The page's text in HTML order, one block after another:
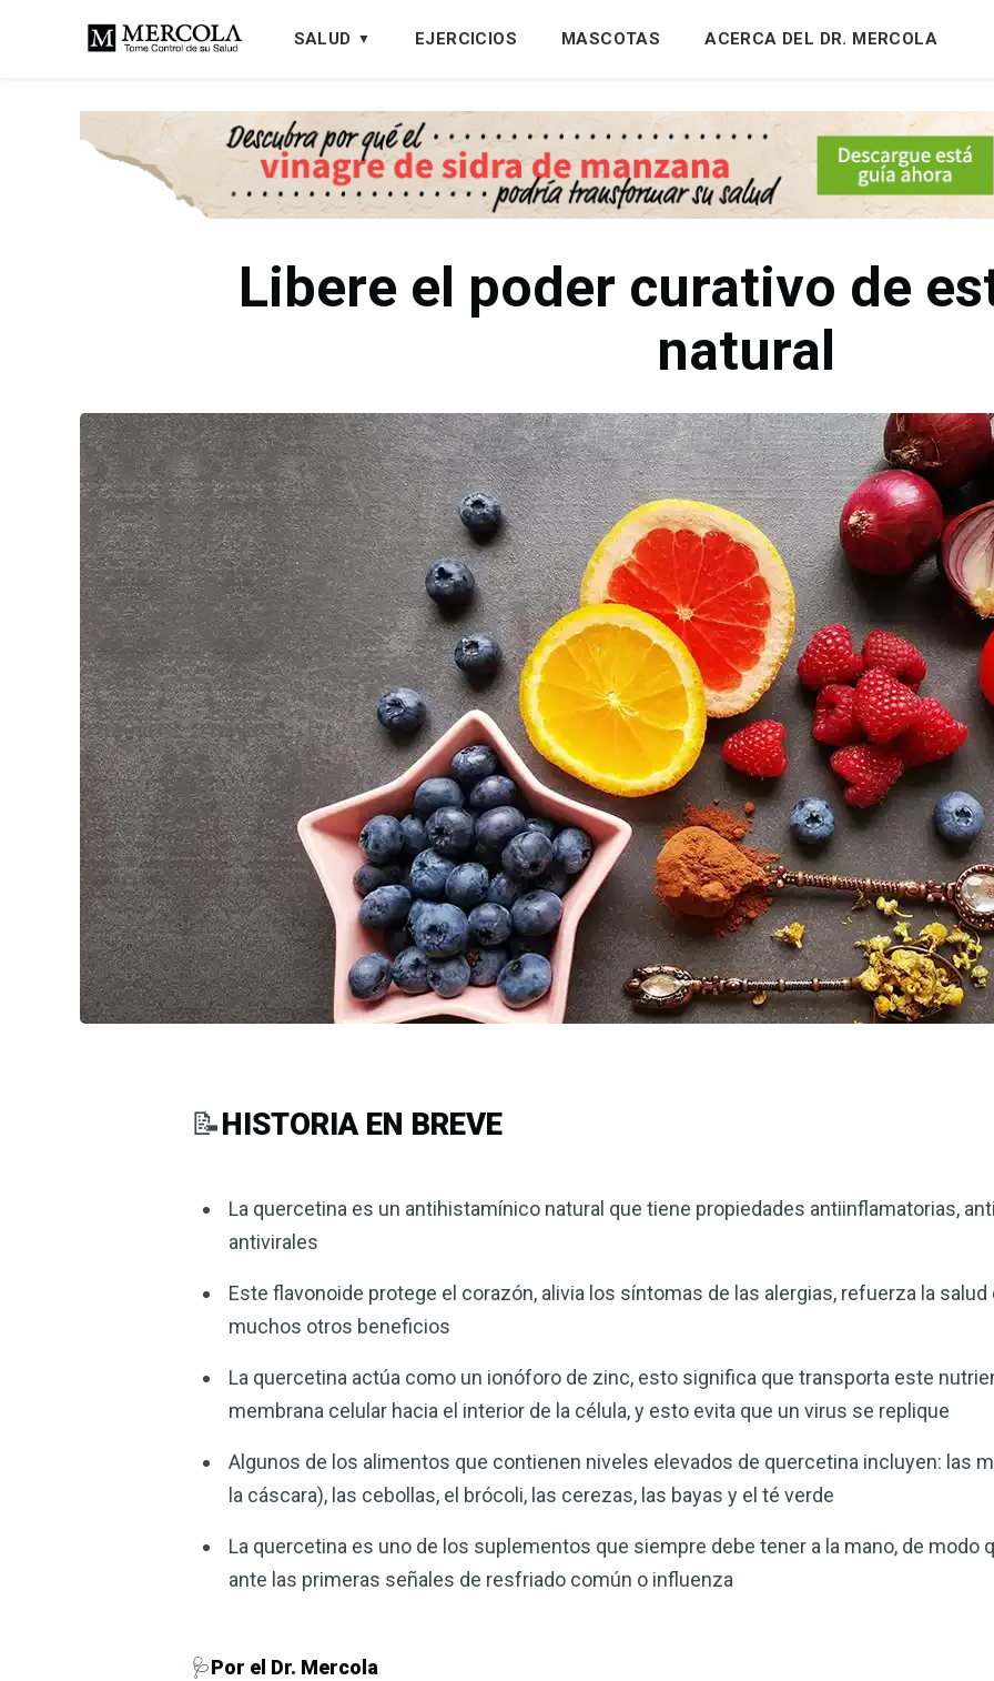
SALUD EJERCICIOS MASCOTAS ACERCA DEL DR. MERCOLA
Libere el poder curativo de
natural
📝HISTORIA EN BREVE
La quercetina es un antihistamínico natural que tiene propiedades antiinflamatorias,
antivirales
Este flavonoide protege el corazón, alivia los síntomas de las alergias, refuerza la
muchos otros beneficios
La quercetina actúa como un ionóforo de zinc, esto significa que transporta este
membrana celular hacia el interior de la célula, y esto evita que un virus se replique
Algunos de los alimentos que contienen niveles elevados de quercetina incluyen: las
la cáscara), las cebollas, el brócoli, las cerezas, las bayas y el té verde
La quercetina es uno de los suplementos que siempre debe tener a la mano, de modo
ante las primeras señales de resfriado común o influenza
🩺Por el Dr. Mercola